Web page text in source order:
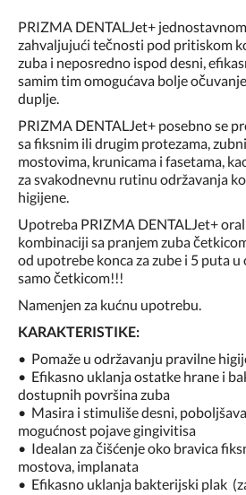
PRIZMA DENTALJet+
zahvaljujući tečnosti pod pritiskom
zuba i neposredno ispod desni,
samim tim omogućava bolje
duplje.
PRIZMA DENTALJet+ posebno se
sa fiksnim ili drugim protezama,
mostovima, krunicama i fasetama,
za svakodnevnu rutinu održavanja
higijene.
Upotreba PRIZMA DENTALJet+
kombinaciji sa pranjem zuba
od upotrebe konca za zube i 5 puta
samo četkicom!!!
Namenjen za kućnu upotrebu.
KARAKTERISTIKE:
• Pomaže u održavanju pravilne
• Efikasno uklanja ostatke hrane i
dostupnih površina zuba
• Masira i stimuliše desni,
mogućnost pojave gingivitisa
• Idealan za čišćenje oko bravica
mostova, implanata
• Efikasno uklanja bakterijski plak